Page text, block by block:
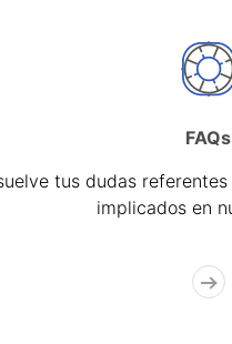
FAQs
tus dudas
implicados en